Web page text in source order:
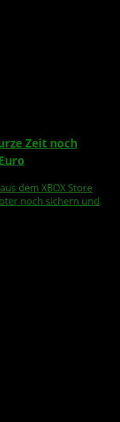
Zeit noch
dem XBOX Store
noch sichern und